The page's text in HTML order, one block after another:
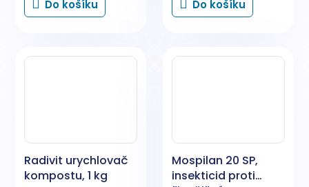
Do košíku Do košíku
Radivit urychlovač
kompostu, 1 kg
Mospilan 20 SP,
insekticid proti